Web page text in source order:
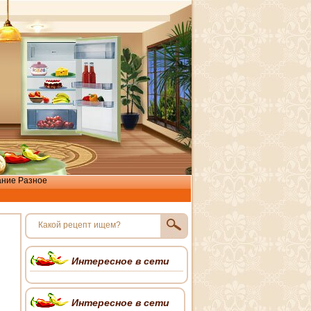
Разное
Интересное в сети
Интересное в сети